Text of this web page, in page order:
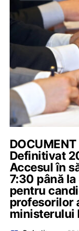
Definitivat
Accesul în
7:30 până
pentru
profesorilor
ministerului